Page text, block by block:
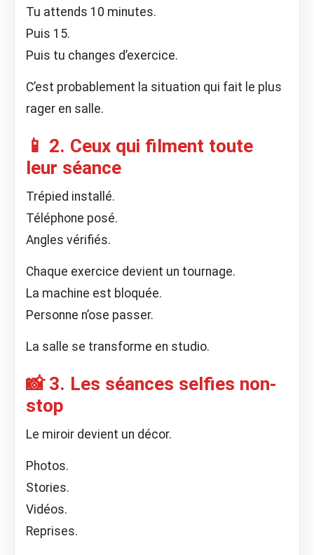
Tu attends 10 minutes.
Puis 15.
Puis tu changes d’exercice.
C’est probablement la situation qui fait le plus
rager en salle.
📱 2. Ceux qui filment toute
leur séance
Trépied installé.
Téléphone posé.
Angles vérifiés.
Chaque exercice devient un tournage.
La machine est bloquée.
Personne n’ose passer.
La salle se transforme en studio.
📸 3. Les séances selfies non-
stop
Le miroir devient un décor.
Photos.
Stories.
Vidéos.
Reprises.